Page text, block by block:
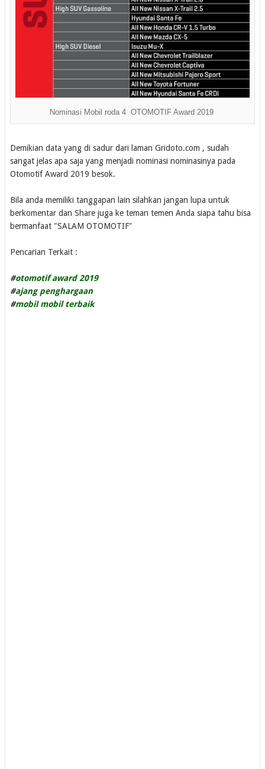
Nominasi Mobil roda 4 OTOMOTIF Award 2019
Demikian data yang di sadur dari laman Gridoto.com , sudah
sangat jelas apa saja yang menjadi nominasi nominasinya pada
Otomotif Award 2019 besok.
Bila anda memiliki tanggapan lain silahkan jangan lupa untuk
berkomentar dan Share juga ke teman temen Anda siapa tahu bisa
bermanfaat "SALAM OTOMOTIF"
Pencarian Terkait :
#otomotif award 2019
#ajang penghargaan
#mobil mobil terbaik